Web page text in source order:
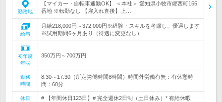
勤務地
【マイカー・自転車通勤OK】 ＜本社＞ 愛知県小牧市郷西町155
番地 ※転勤なし 【雇入れ直後】上…
給与
月給218,000円～372,000円※経験・スキルを考慮し、優遇します
※試用期間6ヶ月あり（待遇に変更なし）
初年度
年収
350万円～700万円
勤務
時間
8:30～17:30（所定労働時間8時間）時間外労働有無：有休憩時
間：60分
休日
# 【年間休日123日】# 完全週休2日制（土日休み）* 有給休暇